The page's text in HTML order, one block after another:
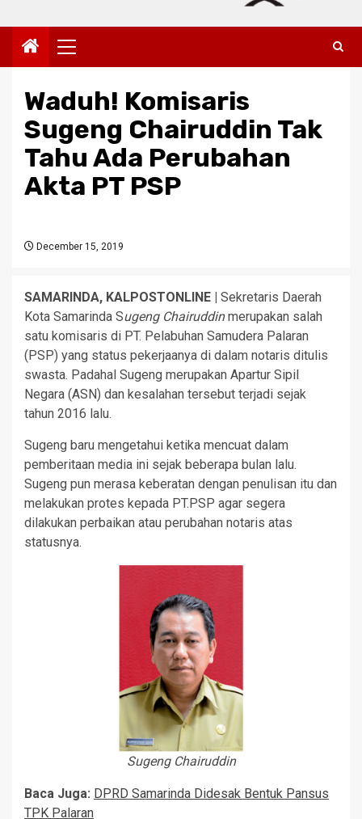
Primary
Menu
Waduh! Komisaris
Sugeng Chairuddin Tak
Tahu Ada Perubahan
Akta PT PSP
December 15, 2019
SAMARINDA, KALPOSTONLINE |
Sekretaris Daerah
Kota Samarinda Sugeng Chairuddinmerupakan salah
satu komisaris di PT. Pelabuhan Samudera Palaran
(PSP) yang status pekerjaanya di dalam notaris ditulis
swasta. Padahal Sugeng merupakan Apartur Sipil
Negara (ASN) dan kesalahan tersebut terjadi sejak
tahun 2016 lalu.
Sugeng baru mengetahui ketika mencuat dalam
pemberitaan media ini sejak beberapa bulan lalu.
Sugeng pun merasa keberatan dengan penulisan itu dan
melakukan protes kepada PT.PSP agar segera
dilakukan perbaikan atau perubahan notaris atas
statusnya.
Sugeng Chairuddin
Baca Juga: DPRD Samarinda Didesak Bentuk Pansus
TPK Palaran